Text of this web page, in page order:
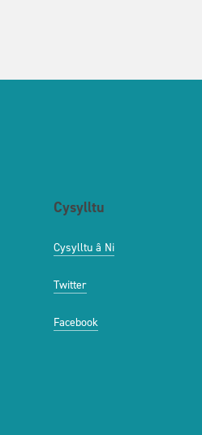
Cysylltu
Cysylltu â Ni
Twitter
Facebook